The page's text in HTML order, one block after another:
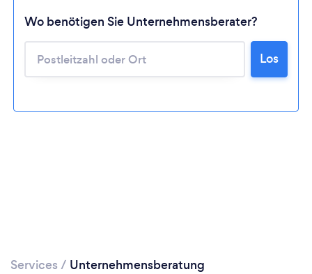
Lädt ...
Wo benötigen Sie Unternehmensberater?
Los
Services / Unternehmensberatung